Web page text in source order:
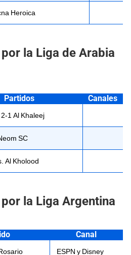
Heroica
la Liga de Arabia
Partidos Canales
1 Al Khaleej
SC
Al Kholood
la Liga Argentina
Canal
ESPN y Disney